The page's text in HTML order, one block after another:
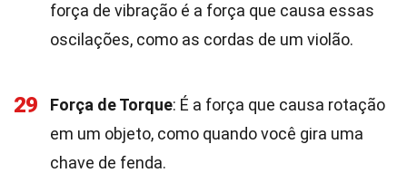
força de vibração é a força que causa essas
oscilações, como as cordas de um violão.
29 Força de Torque: É a força que causa rotação
em um objeto, como quando você gira uma
chave de fenda.